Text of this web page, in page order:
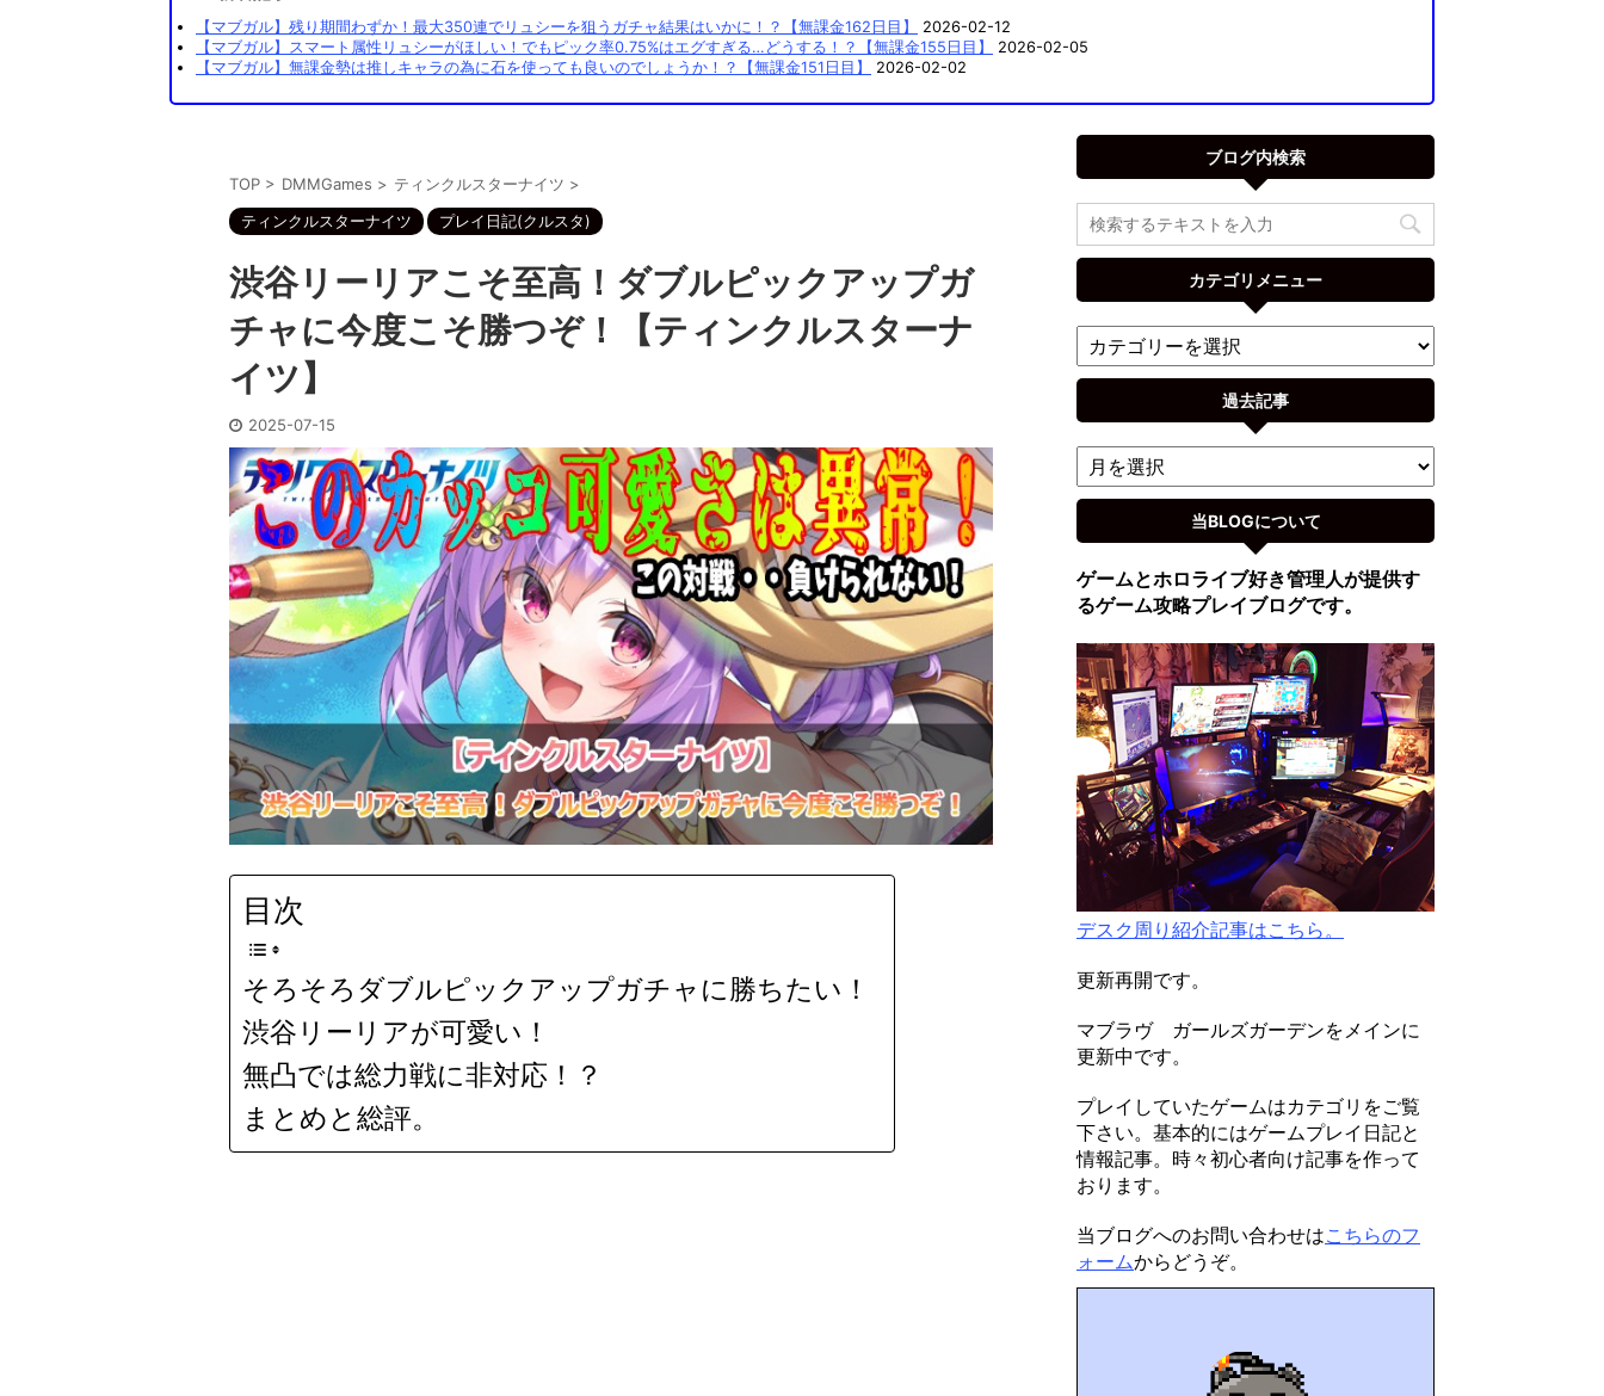
【マブガル】残り期間わずか！最大350連でリュシーを狙うガチャ結果はいかに！？【無課金162日目】
2026-02-12
【マブガル】スマート属性リュシーがほしい！でもピック率0.75%はエグすぎる…どうする！？【無課金155日目】
2026-02-05
【マブガル】無課金勢は推しキャラの為に石を使っても良いのでしょうか！？【無課金151日目】
2026-02-02
TOP > DMMGames > ティンクルスターナイツ >
ティンクルスターナイツ
プレイ日記(クルスタ)
渋谷リーリアこそ至高！ダブルピックアップガ
チャに今度こそ勝つぞ！【ティンクルスターナ
イツ】
2025-07-15
目次
そろそろダブルピックアップガチャに勝ちたい！
渋谷リーリアが可愛い！
無凸では総力戦に非対応！？
まとめと総評。
ブログ内検索
カテゴリメニュー
過去記事
当BLOGについて
ゲームとホロライブ好き管理人が提供す
るゲーム攻略プレイブログです。
デスク周り紹介記事はこちら。
更新再開です。
マブラヴ ガールズガーデンをメインに
更新中です。
プレイしていたゲームはカテゴリをご覧
下さい。基本的にはゲームプレイ日記と
情報記事。時々初心者向け記事を作って
おります。
当ブログへのお問い合わせはこちらのフ
ォームからどうぞ。